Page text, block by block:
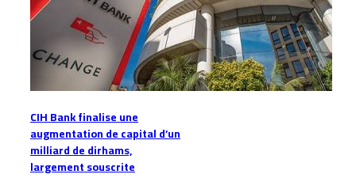
CIH Bank finalise une
augmentation de capital d’un
milliard de dirhams,
largement souscrite